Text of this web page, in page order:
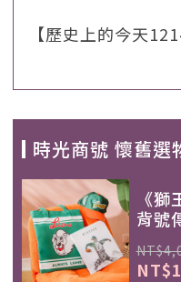
【歷史上的今天
時光商號 懷舊選
《
背號